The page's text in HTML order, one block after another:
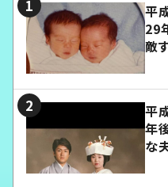
平
29
敵
平
年
な